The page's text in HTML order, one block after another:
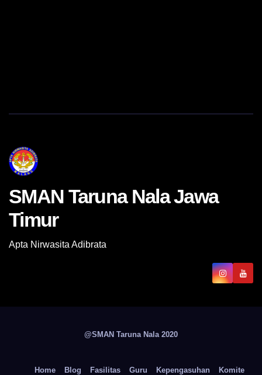
SMAN Taruna Nala Jawa
Timur
Apta Nirwasita Adibrata
@SMAN Taruna Nala 2020
Home Blog Fasilitas Guru Kepengasuhan Komite